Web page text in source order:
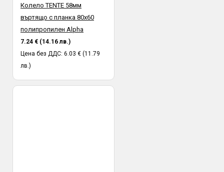
Колело TENTE 58мм
въртящо с планка 80x60
полипропилен Alpha
7.24 € (14.16 лв.)
Цена без ДДС: 6.03 € (11.79
лв.)